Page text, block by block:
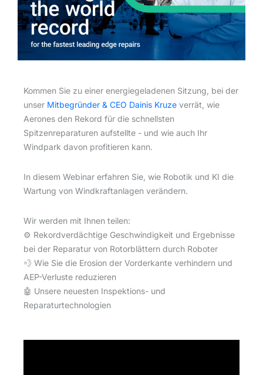
Kommen Sie zu einer energiegeladenen Sitzung, bei der
unser Mitbegründer & CEO Dainis Kruze verrät, wie
Aerones den Rekord für die schnellsten
Spitzenreparaturen aufstellte - und wie auch Ihr
Windpark davon profitieren kann.
In diesem Webinar erfahren Sie, wie Robotik und KI die
Wartung von Windkraftanlagen verändern.
Wir werden mit Ihnen teilen:
⚙️ Rekordverdächtige Geschwindigkeit und Ergebnisse
bei der Reparatur von Rotorblättern durch Roboter
💨 Wie Sie die Erosion der Vorderkante verhindern und
AEP-Verluste reduzieren
🤖 Unsere neuesten Inspektions- und
Reparaturtechnologien